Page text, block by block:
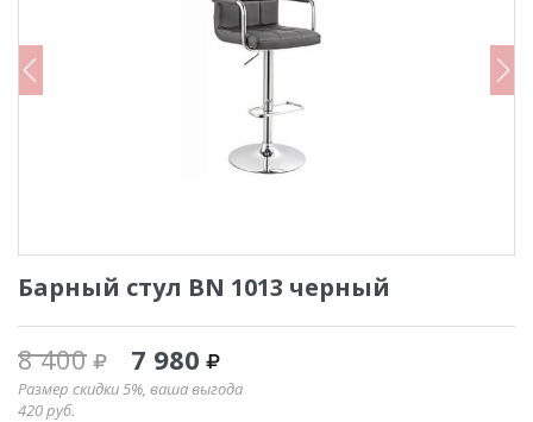
Барный стул BN 1013 черный
8 400 7 980
Размер скидки 5%, ваша выгода
420руб.